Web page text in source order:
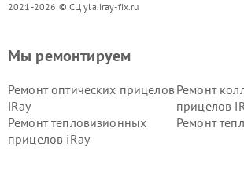
2021-2026 © СЦ yla.iray-fix.ru
Мы ремонтируем
Ремонт оптических прицелов
iRay
Ремонт
прицелов
Ремонт тепловизионных
прицелов iRay
Ремонт